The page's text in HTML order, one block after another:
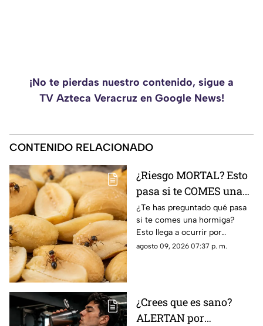
¡No te pierdas nuestro contenido, sigue a
TV Azteca Veracruz en Google News!
CONTENIDO RELACIONADO
¿Riesgo MORTAL? Esto
pasa si te COMES una
HORMIGA
¿Te has preguntado qué pasa
si te comes una hormiga?
Esto llega a ocurrir por
descuido. Aquí te contamos lo
agosto 09, 2026 07:37 p. m.
¿Crees que es sano?
ALERTAN por